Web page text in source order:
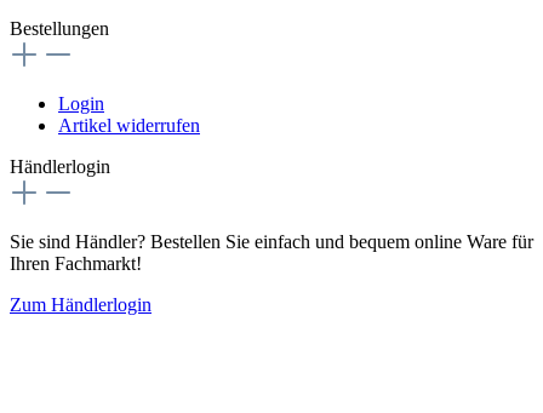
Bestellungen
Login
Artikel widerrufen
Händlerlogin
Sie sind Händler? Bestellen Sie einfach und bequem online Ware für
Ihren Fachmarkt!
Zum Händlerlogin